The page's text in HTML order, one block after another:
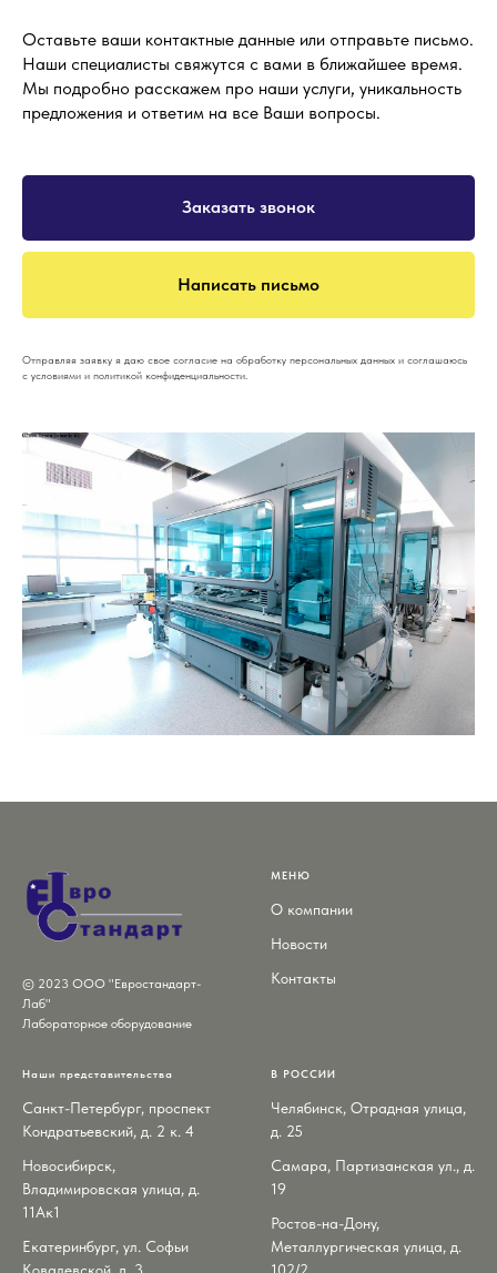
Оставьте ваши контактные данные или отправьте письмо.
Наши специалисты свяжутся с вами в ближайшее время.
Мы подробно расскажем про наши услуги, уникальность
предложения и ответим на все Ваши вопросы.
Заказать звонок
Написать письмо
Отправляя заявку я даю свое согласие на обработку персональных данных и соглашаюсь
с условиями и политикой конфиденциальности.
© 2023 ООО "Евростандарт-
Лаб"
Лабораторное оборудование
МЕНЮ
О компании
Новости
Контакты
Наши представительства
Санкт-Петербург, проспект
Кондратьевский, д. 2 к. 4
Новосибирск,
Владимировская улица, д.
11Ак1
Екатеринбург, ул. Софьи
В РОССИИ
Челябинск, Отрадная улица,
д. 25
Самара, Партизанская ул., д.
19
Ростов-на-Дону,
Металлургическая улица, д.